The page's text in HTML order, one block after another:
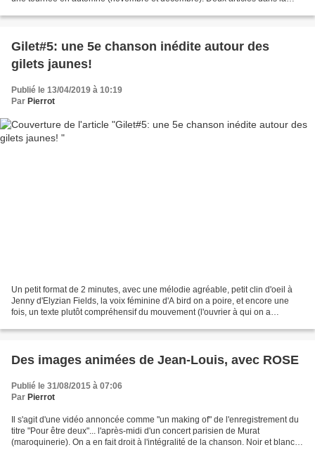
Gilet#5: une 5e chanson inédite autour des
gilets jaunes!
Publié le 13/04/2019 à 10:19
Par Pierrot
Un petit format de 2 minutes, avec une mélodie agréable, petit clin d'oeil à
Jenny d'Elyzian Fields, la voix féminine d'A bird on a poire, et encore une
fois, un texte plutôt compréhensif du mouvement (l'ouvrier à qui on a
Des images animées de Jean-Louis, avec ROSE
Publié le 31/08/2015 à 07:06
Par Pierrot
Il s'agit d'une vidéo annoncée comme "un making of" de l'enregistrement du
titre "Pour être deux"... l'après-midi d'un concert parisien de Murat
(maroquinerie). On a en fait droit à l'intégralité de la chanson. Noir et blanc,